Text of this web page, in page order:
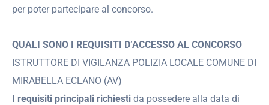
per poter partecipare al concorso.
QUALI SONO I REQUISITI D’ACCESSO AL CONCORSO
ISTRUTTORE DI VIGILANZA POLIZIA LOCALE COMUNE DI
MIRABELLA ECLANO (AV)
I requisiti principali richiesti da possedere alla data di